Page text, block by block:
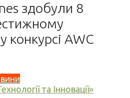
здобули 8
конкурсі AWC
та Інновації»